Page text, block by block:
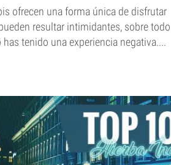
ofrecen una forma única de disfrutar
resultar intimidantes, sobre todo
tenido una experiencia negativa....